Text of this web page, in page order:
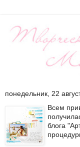
понедельник, 22
Всем
блога